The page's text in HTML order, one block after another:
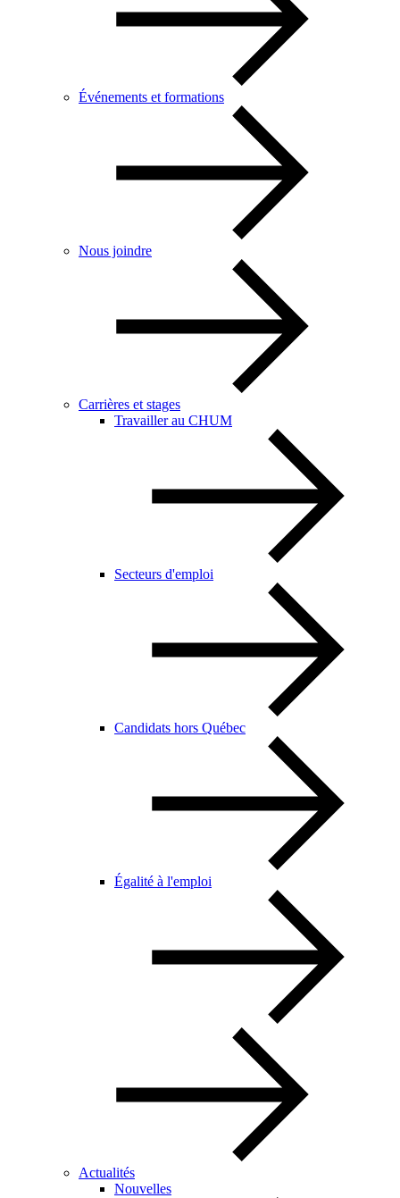
Événements et formations
Nous joindre
Carrières et stages
Travailler au CHUM
Secteurs d'emploi
Candidats hors Québec
Égalité à l'emploi
Actualités
Nouvelles